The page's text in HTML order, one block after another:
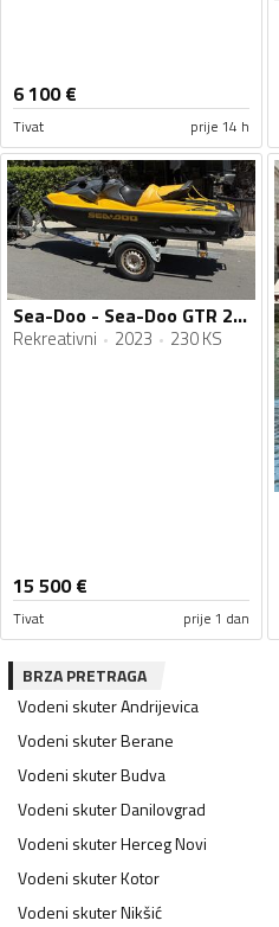
6 100€
Tivat prije 14 h
Sea-Doo - Sea-Doo GTR 230
Rekreativni 2023 230 KS
15 500€
Tivat prije 1 dan
BRZA PRETRAGA
Vodeni skuterAndrijevica
Vodeni skuterBerane
Vodeni skuterBudva
Vodeni skuterDanilovgrad
Vodeni skuterHerceg Novi
Vodeni skuterKotor
Vodeni skuterNikšić